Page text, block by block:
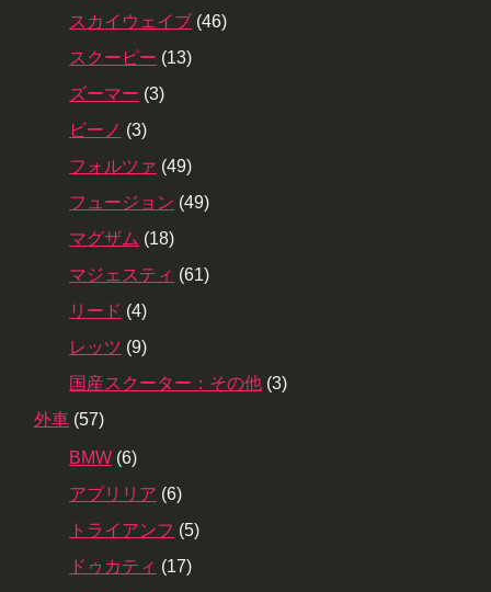
スカイウェイブ (46)
スクーピー (13)
ズーマー (3)
ビーノ (3)
フォルツァ (49)
フュージョン (49)
マグザム (18)
マジェスティ (61)
リード (4)
レッツ (9)
国産スクーター：その他 (3)
外車 (57)
BMW (6)
アプリリア (6)
トライアンフ (5)
ドゥカティ (17)